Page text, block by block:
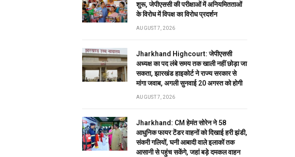
शुरू, जेपीएससी की परीक्षाओं में अनियमितताओं
के विरोध में विपक्ष का विरोध प्रदर्शन
AUGUST 7, 2026
Jharkhand Highcourt: जेपीएससी
अध्यक्ष का पद लंबे समय तक खाली नहीं छोड़ा जा
सकता, झारखंड हाइकोर्ट ने राज्य सरकार से
मांगा जवाब, अगली सुनवाई 20 अगस्त को होगी
AUGUST 7, 2026
Jharkhand: CM हेमंत सोरेन ने 58
आधुनिक फायर टेंडर वाहनों को दिखाई हरी झंडी,
संकरी गलियों, घनी आबादी वाले इलाकों तक
आसानी से पहुंच सकेंगे, जहां बड़े दमकल वाहन